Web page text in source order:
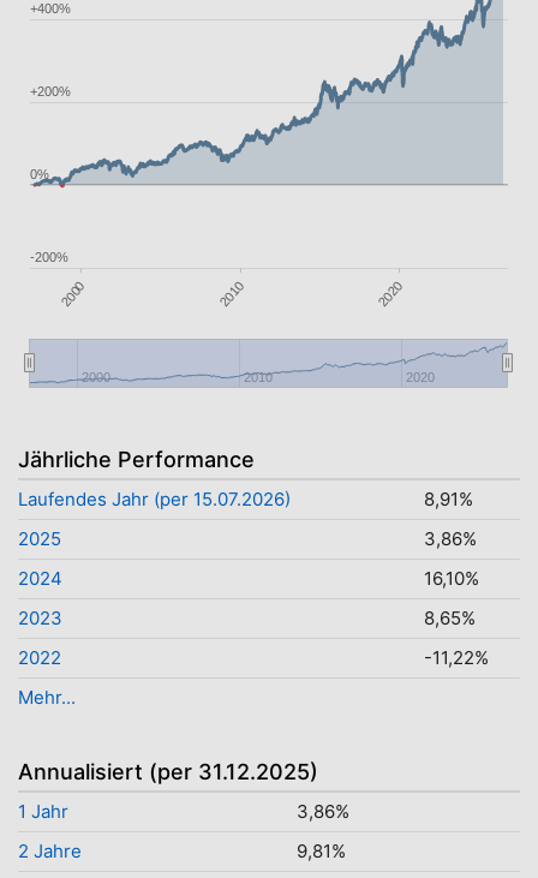
2000 2010 2020
2000 2010 2020
0%
+200%
+400%
-200%
Jährliche Performance
Laufendes Jahr (per 15.07.2026)
8,91%
2025
3,86%
2024
16,10%
2023
8,65%
2022
-11,22%
Mehr...
Annualisiert (per 31.12.2025)
1 Jahr
3,86%
2 Jahre
9,81%